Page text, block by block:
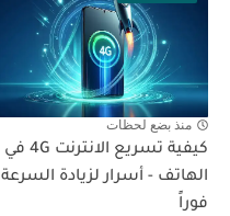
منذ بضع لحظات
كيفية تسريع الانترنت 4G في
الهاتف - أسرار لزيادة السرعة
فوراً